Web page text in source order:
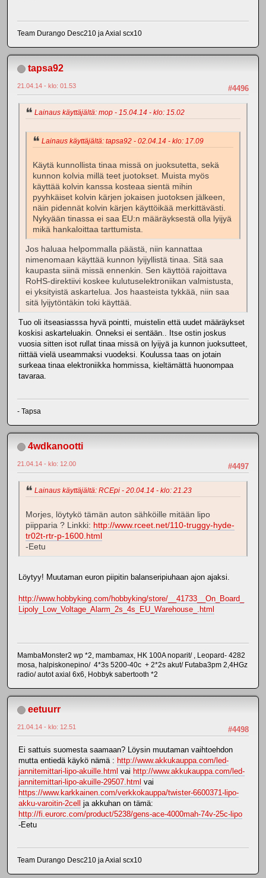
Team Durango Desc210 ja Axial scx10
tapsa92
#4496
21.04.14 - klo: 01.53
Lainaus käyttäjältä: mop - 15.04.14 - klo: 15.02
Lainaus käyttäjältä: tapsa92 - 02.04.14 - klo: 17.09
Käytä kunnollista tinaa missä on juoksutetta, sekä
kunnon kolvia millä teet juotokset. Muista myös
käyttää kolvin kanssa kosteaa sientä mihin
pyyhkäiset kolvin kärjen jokaisen juotoksen jälkeen,
näin pidennät kolvin kärjen käyttöikää merkittävästi.
Nykyään tinassa ei saa EU:n määräyksestä olla lyijyä
mikä hankaloittaa tarttumista.
Jos haluaa helpommalla päästä, niin kannattaa
nimenomaan käyttää kunnon lyijyllistä tinaa. Sitä saa
kaupasta siinä missä ennenkin. Sen käyttöä rajoittava
RoHS-direktiivi koskee kulutuselektroniikan valmistusta,
ei yksityistä askartelua. Jos haasteista tykkää, niin saa
sitä lyijytöntäkin toki käyttää.
Tuo oli itseasiasssa hyvä pointti, muistelin että uudet määräykset
koskisi askarteluakin. Onneksi ei sentään.. Itse ostin joskus
vuosia sitten isot rullat tinaa missä on lyijyä ja kunnon juoksutteet,
riittää vielä useammaksi vuodeksi. Koulussa taas on jotain
surkeaa tinaa elektroniikka hommissa, kieltämättä huonompaa
tavaraa.
- Tapsa
4wdkanootti
#4497
21.04.14 - klo: 12.00
Lainaus käyttäjältä: RCEpi - 20.04.14 - klo: 21.23
Morjes, löytykö tämän auton sähköille mitään lipo
piipparia ? Linkki: http://www.rceet.net/110-truggy-hyde-
tr02t-rtr-p-1600.html
-Eetu
Löytyy! Muutaman euron piipitin balanseripiuhaan ajon ajaksi.
http://www.hobbyking.com/hobbyking/store/__41733__On_Board_
Lipoly_Low_Voltage_Alarm_2s_4s_EU_Warehouse_.html
MambaMonster2 wp *2, mambamax, HK 100A noparit/ , Leopard- 4282
mosa, halpiskonepino/ 4*3s 5200-40c + 2*2s akut/ Futaba3pm 2,4HGz
radio/ autot axial 6x6, Hobbyk sabertooth *2
eetuurr
#4498
21.04.14 - klo: 12.51
Ei sattuis suomesta saamaan? Löysin muutaman vaihtoehdon
mutta entiedä käykö nämä : http://www.akkukauppa.com/led-
jannitemittari-lipo-akuille.html vai http://www.akkukauppa.com/led-
jannitemittari-lipo-akuille-29507.html vai
https://www.karkkainen.com/verkkokauppa/twister-6600371-lipo-
akku-varoitin-2cell ja akkuhan on tämä:
http://fi.eurorc.com/product/5238/gens-ace-4000mah-74v-25c-lipo
-Eetu
Team Durango Desc210 ja Axial scx10